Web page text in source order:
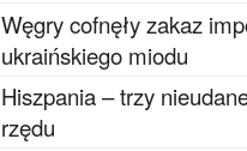
Węgry cofnęły zakaz
ukraińskiego miodu
Hiszpania – trzy
rzędu